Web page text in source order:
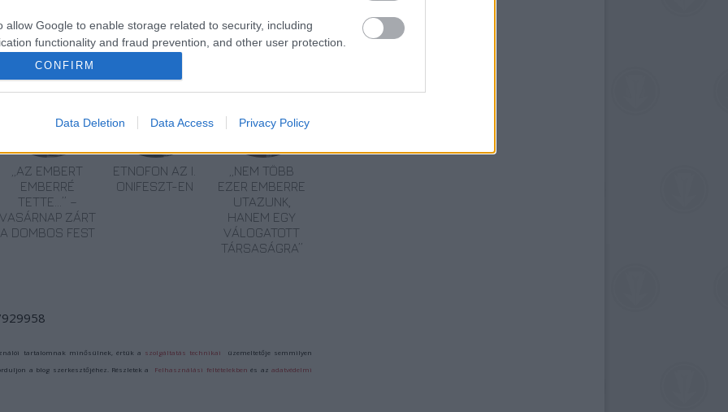
allow Google to enable storage related to security, including
functionality and fraud prevention, and other user protection.
CONFIRM
Data Deletion Data Access Privacy Policy
„AZ EMBERT
EMBERRÉ
TETTE…” –
VASÁRNAP ZÁRT
A DOMBOS FEST
ETNOFON AZ I.
ONIFESZT-EN
„NEM TÖBB
EZER EMBERRE
UTAZUNK,
HANEM EGY
VÁLOGATOTT
TÁRSASÁGRA”
tartalomnak minősülnek, értük a szolgáltatás technikai üzemeltetője semmilyen
a blog szerkesztőjéhez. Részletek a Felhasználási feltételekben és azadatvédelmi